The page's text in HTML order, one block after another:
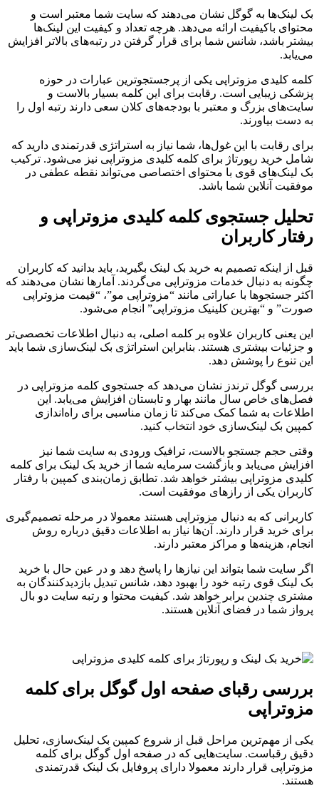
بک لینک‌ها به گوگل نشان می‌دهند که سایت شما معتبر است و
محتوای باکیفیت ارائه می‌دهد. هرچه تعداد و کیفیت این لینک‌ها
بیشتر باشد، شانس شما برای قرار گرفتن در رتبه‌های بالاتر افزایش
می‌یابد.
کلمه کلیدی مزوتراپی یکی از پرجستجوترین عبارات در حوزه
پزشکی زیبایی است. رقابت برای این کلمه بسیار بالاست و
سایت‌های بزرگ و معتبر با بودجه‌های کلان سعی دارند رتبه اول را
به دست بیاورند.
برای رقابت با این غول‌ها، شما نیاز به استراتژی قدرتمندی دارید که
شامل خرید رپورتاژ برای کلمه کلیدی مزوتراپی نیز می‌شود. ترکیب
بک لینک‌های قوی با محتوای اختصاصی می‌تواند نقطه عطفی در
موفقیت آنلاین شما باشد.
تحلیل جستجوی کلمه کلیدی مزوتراپی و
رفتار کاربران
قبل از اینکه تصمیم به خرید بک لینک بگیرید، باید بدانید که کاربران
چگونه به دنبال خدمات مزوتراپی می‌گردند. آمارها نشان می‌دهند که
اکثر جستجوها با عباراتی مانند “مزوتراپی مو”، “قیمت مزوتراپی
صورت” و “بهترین کلینیک مزوتراپی” انجام می‌شود.
این یعنی کاربران علاوه بر کلمه اصلی، به دنبال اطلاعات تخصصی‌تر
و جزئیات بیشتری هستند. بنابراین استراتژی بک لینک‌سازی شما باید
این تنوع را پوشش دهد.
بررسی گوگل ترندز نشان می‌دهد که جستجوی کلمه مزوتراپی در
فصل‌های خاص سال مانند بهار و تابستان افزایش می‌یابد. این
اطلاعات به شما کمک می‌کند تا زمان مناسبی برای راه‌اندازی
کمپین بک لینک‌سازی خود انتخاب کنید.
وقتی حجم جستجو بالاست، ترافیک ورودی به سایت شما نیز
افزایش می‌یابد و بازگشت سرمایه شما از خرید بک لینک برای کلمه
کلیدی مزوتراپی بیشتر خواهد شد. تطابق زمان‌بندی کمپین با رفتار
کاربران یکی از رازهای موفقیت است.
کاربرانی که به دنبال مزوتراپی هستند معمولا در مرحله تصمیم‌گیری
برای خرید قرار دارند. آن‌ها نیاز به اطلاعات دقیق درباره روش
انجام، هزینه‌ها و مراکز معتبر دارند.
اگر سایت شما بتواند این نیازها را پاسخ دهد و در عین حال با خرید
بک لینک قوی رتبه خود را بهبود دهد، شانس تبدیل بازدیدکنندگان به
مشتری چندین برابر خواهد شد. کیفیت محتوا و رتبه سایت دو بال
پرواز شما در فضای آنلاین هستند.
بررسی رقبای صفحه اول گوگل برای کلمه
مزوتراپی
یکی از مهم‌ترین مراحل قبل از شروع کمپین بک لینک‌سازی، تحلیل
دقیق رقباست. سایت‌هایی که در صفحه اول گوگل برای کلمه
مزوتراپی قرار دارند معمولا دارای پروفایل بک لینک قدرتمندی
هستند.